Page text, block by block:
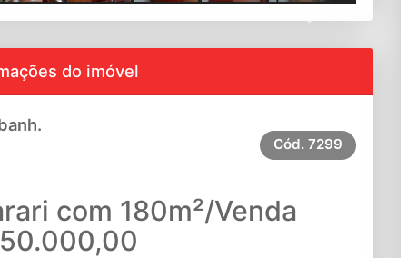
do imóvel
Cód. 7299
com 180m²/Venda